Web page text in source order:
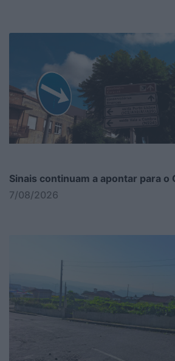
Sinais continuam a apontar para o
7/08/2026